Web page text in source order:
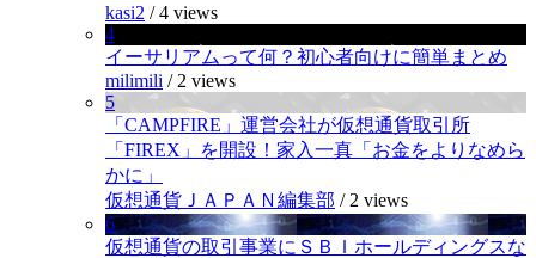
kasi2 /4 views
4
イーサリアムって何？初心者向けに簡単まとめ
milimili / 2 views
5
「CAMPFIRE」運営会社が仮想通貨取引所
「FIREX」を開設！家入一真「お金をよりなめら
かに」
仮想通貨ＪＡＰＡＮ編集部 / 2 views
6
仮想通貨の取引事業にＳＢＩホールディングスな